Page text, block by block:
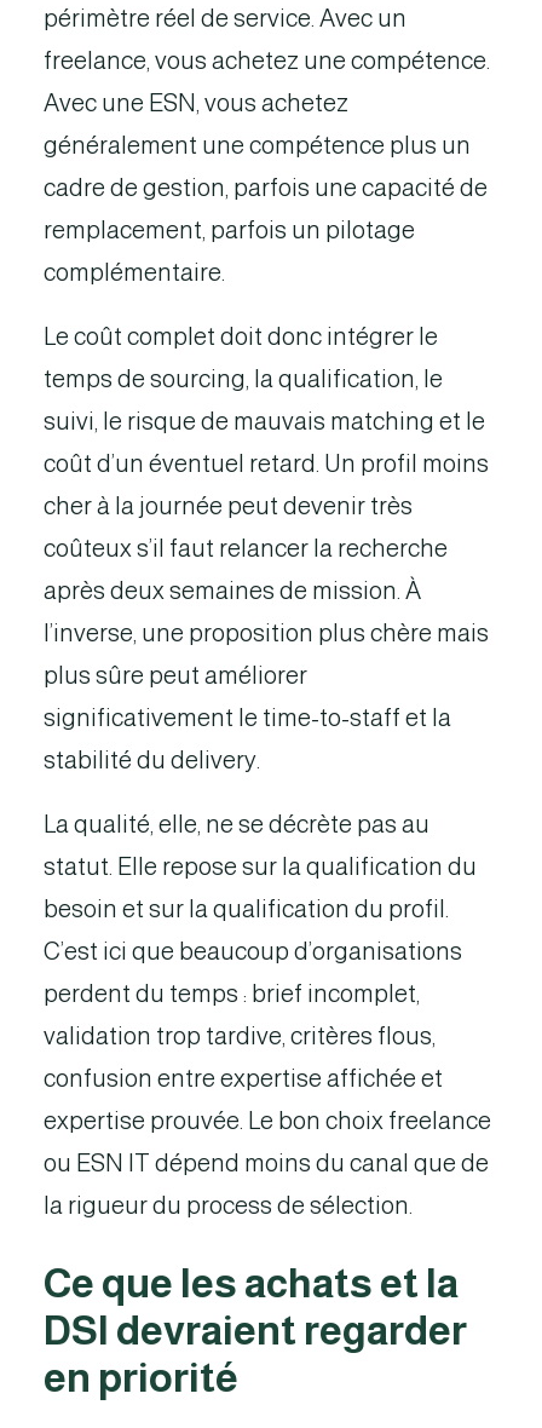
périmètre réel de service. Avec un
freelance, vous achetez une compétence.
Avec une ESN, vous achetez
généralement une compétence plus un
cadre de gestion, parfois une capacité de
remplacement, parfois un pilotage
complémentaire.
Le coût complet doit donc intégrer le
temps de sourcing, la qualification, le
suivi, le risque de mauvais matching et le
coût d’un éventuel retard. Un profil moins
cher à la journée peut devenir très
coûteux s’il faut relancer la recherche
après deux semaines de mission. À
l’inverse, une proposition plus chère mais
plus sûre peut améliorer
significativement le time-to-staff et la
stabilité du delivery.
La qualité, elle, ne se décrète pas au
statut. Elle repose sur la qualification du
besoin et sur la qualification du profil.
C’est ici que beaucoup d’organisations
perdent du temps : brief incomplet,
validation trop tardive, critères flous,
confusion entre expertise affichée et
expertise prouvée. Le bon choix freelance
ou ESN IT dépend moins du canal que de
la rigueur du process de sélection.
Ce que les achats et la
DSI devraient regarder
en priorité